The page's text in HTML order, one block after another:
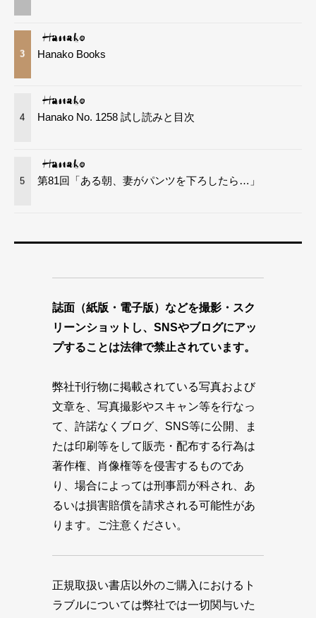
3 Hanako Books
4 Hanako No. 1258 試し読みと目次
5 第81回「ある朝、妻がパンツを下ろしたら…」
誌面（紙版・電子版）などを撮影・スク
リーンショットし、SNSやブログにアッ
プすることは法律で禁止されています。
弊社刊行物に掲載されている写真および
文章を、写真撮影やスキャン等を行なっ
て、許諾なくブログ、SNS等に公開、ま
たは印刷等をして販売・配布する行為は
著作権、肖像権等を侵害するものであ
り、場合によっては刑事罰が科され、あ
るいは損害賠償を請求される可能性があ
ります。ご注意ください。
正規取扱い書店以外のご購入におけるト
ラブルについては弊社では一切関与いた